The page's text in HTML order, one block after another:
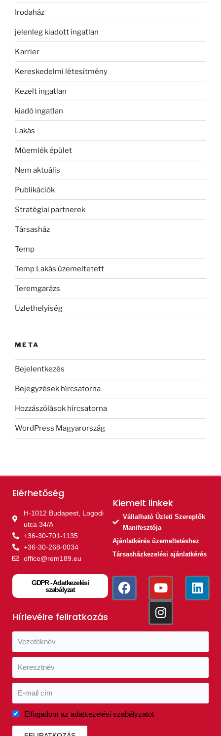
Irodaház
jelenleg kiadott ingatlan
Karrier
Kereskedelmi létesítmény
Kezelt ingatlan
kiadó ingatlan
Lakás
Műemlék épület
Nem aktuális
Publikációk
Stratégiai partnerek
Társasház
Temp
Temp Lakás üzemeltetett
Teremgarázs
Üzlethelyiség
META
Bejelentkezés
Bejegyzések hírcsatorna
Hozzászólások hírcsatorna
WordPress Magyarország
Elérhetőség
H-1012 Budapest, Logodi
utca 34/A
+36-30-701-1135
+36-30-268-0034
office@rem189.eu
GDPR - Adatkezelési
szabályzat
Kiemelt linkek​
Vállalható Üzleti Szereplők
Manifesztója
Ajánlatkérés üzemeltetéshez
Társasházkezelési ajánlatkérés
Hírlevélre feliratkozás
Elfogadom az adatkezelési szabályzatot